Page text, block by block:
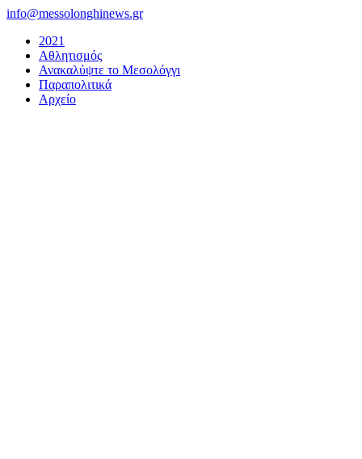
Μετάβαση
περιεχόμενο
info@messolonghinews.gr
2021
Αθλητισμός
Ανακαλύψτε το Μεσολόγγι
Παραπολιτικά
Αρχείο